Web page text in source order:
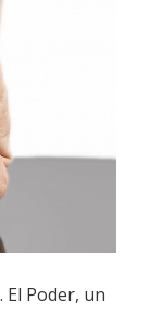
Poder, un